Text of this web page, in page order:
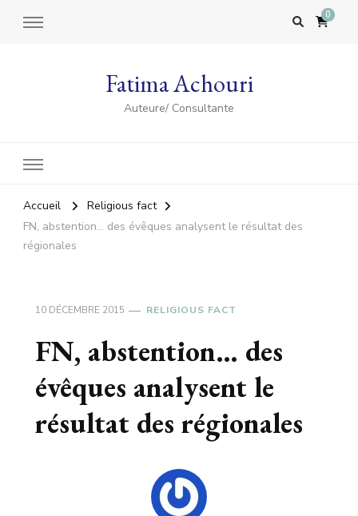
0
Fatima Achouri
Auteure/ Consultante
Accueil
Religious fact
FN, abstention… des évêques analysent le résultat des
régionales
10 DÉCEMBRE 2015 RELIGIOUS FACT
FN, abstention… des
évêques analysent le
résultat des régionales